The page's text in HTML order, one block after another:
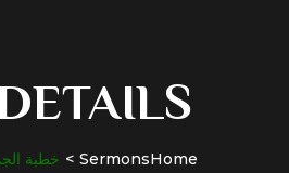
Home
Sermons خطبة